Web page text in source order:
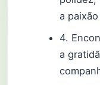
a
4.
a